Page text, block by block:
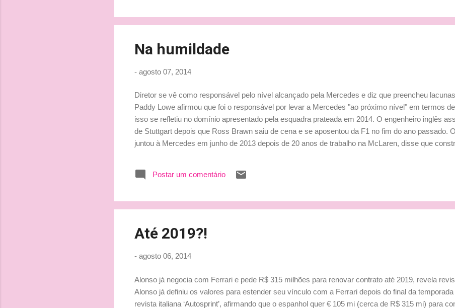
Na humildade
- agosto 07, 2014
Diretor se vê como responsável pelo nível alcançado pela Mercedes e diz que preencheu
Paddy Lowe afirmou que foi o responsável por levar a Mercedes "ao próximo nível" em termos
isso se refletiu no domínio apresentado pela esquadra prateada em 2014. O engenheiro inglês
de Stuttgart depois que Ross Brawn saiu de cena e se aposentou da F1 no fim do ano passado.
juntou à Mercedes em junho de 2013 depois de 20 anos de trabalho na McLaren, disse que
acho que apenas cheguei e trouxe o time para o próximo nível", explicou em declaração ao site
Postar um comentário
Até 2019?!
- agosto 06, 2014
Alonso já negocia com Ferrari e pede R$ 315 milhões para renovar contrato até 2019, revela
Alonso já definiu os valores para estender seu vínculo com a Ferrari depois do final da
revista italiana ‘Autosprint’, afirmando que o espanhol quer € 105 mi (cerca de R$ 315 mi) para